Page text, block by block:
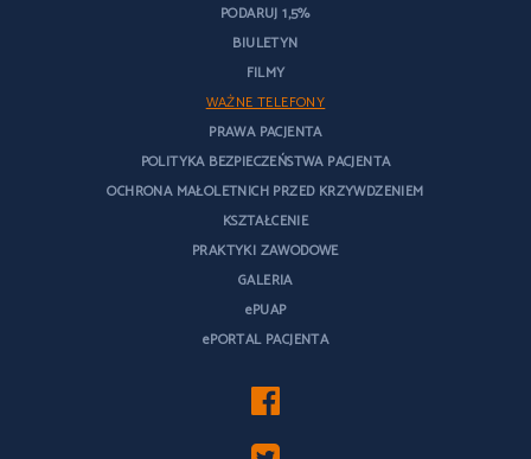
PODARUJ 1,5%
BIULETYN
FILMY
WAŻNE TELEFONY
PRAWA PACJENTA
POLITYKA BEZPIECZEŃSTWA PACJENTA
OCHRONA MAŁOLETNICH PRZED KRZYWDZENIEM
KSZTAŁCENIE
PRAKTYKI ZAWODOWE
GALERIA
ePUAP
ePORTAL PACJENTA